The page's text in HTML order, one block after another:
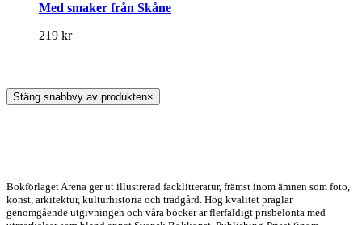
Med smaker från Skåne
219 kr
Stäng snabbvy av produkten×
Bokförlaget Arena ger ut illustrerad facklitteratur, främst inom ämnen som foto,
konst, arkitektur, kulturhistoria och trädgård. Hög kvalitet präglar
genomgående utgivningen och våra böcker är flerfaldigt prisbelönta med